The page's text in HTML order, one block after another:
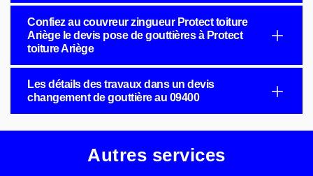
Confiez au couvreur zingueur Protect toiture
Ariège le devis pose de gouttières à Protect
toiture Ariège
Les détails des travaux dans un devis
changement de gouttière au 09400
Autres services